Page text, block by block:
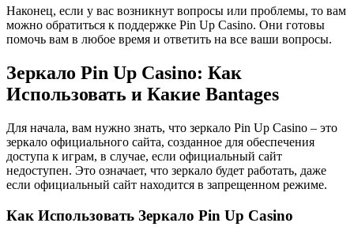
Наконец, если у вас возникнут вопросы или проблемы, то вам
можно обратиться к поддержке Pin Up Casino. Они готовы
помочь вам в любое время и ответить на все ваши вопросы.
Зеркало Pin Up Casino: Как
Использовать и Какие Вantages
Для начала, вам нужно знать, что зеркало Pin Up Casino – это
зеркало официального сайта, созданное для обеспечения
доступа к играм, в случае, если официальный сайт
недоступен. Это означает, что зеркало будет работать, даже
если официальный сайт находится в запрещенном режиме.
Как Использовать Зеркало Pin Up Casino